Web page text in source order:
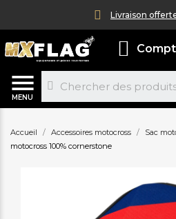
Livraison
MENU
Accueil Accessoires motocross Sac
motocross 100% cornerstone